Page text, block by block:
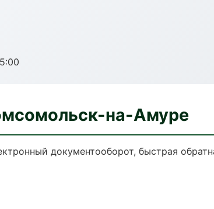
на-Амуре
документооборот, быстрая